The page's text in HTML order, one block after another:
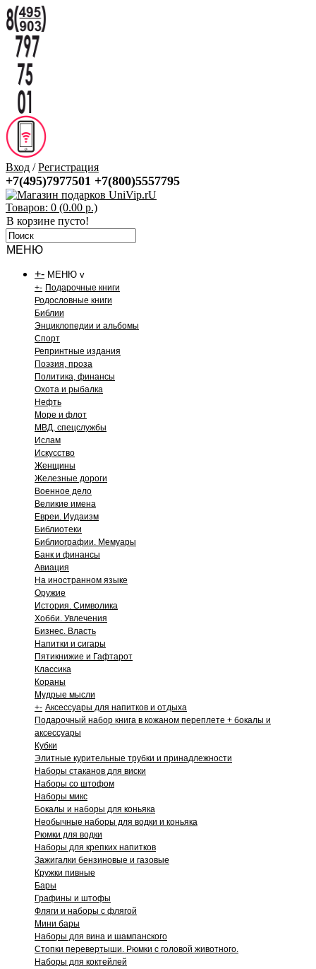
Вход /Регистрация
+7(495)7977501 +7(800)5557795
Товаров: 0 (0.00 р.)
В корзине пусто!
МЕНЮ
+- МЕНЮ v
+- Подарочные книги
Родословные книги
Библии
Энциклопедии и альбомы
Спорт
Репринтные издания
Поэзия, проза
Политика, финансы
Охота и рыбалка
Нефть
Море и флот
МВД, спецслужбы
Ислам
Искусство
Женщины
Железные дороги
Военное дело
Великие имена
Евреи. Иудаизм
Библиотеки
Библиографии. Мемуары
Банк и финансы
Авиация
На иностранном языке
Оружие
История. Символика
Хобби. Увлечения
Бизнес. Власть
Напитки и сигары
Пятикнижие и Гафтарот
Классика
Кораны
Мудрые мысли
+- Аксессуары для напитков и отдыха
Подарочный набор книга в кожаном переплете + бокалы и
аксессуары
Кубки
Элитные курительные трубки и принадлежности
Наборы стаканов для виски
Наборы со штофом
Наборы микс
Бокалы и наборы для коньяка
Необычные наборы для водки и коньяка
Рюмки для водки
Наборы для крепких напитков
Зажигалки бензиновые и газовые
Кружки пивные
Бары
Графины и штофы
Фляги и наборы с флягой
Мини бары
Наборы для вина и шампанского
Стопки перевертыши. Рюмки с головой животного.
Наборы для коктейлей